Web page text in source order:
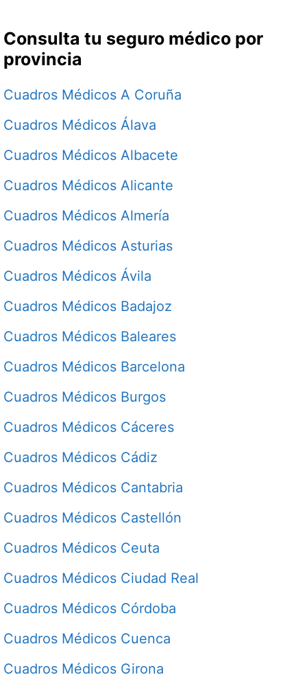
Consulta tu seguro médico por
provincia
Cuadros Médicos A Coruña
Cuadros Médicos Álava
Cuadros Médicos Albacete
Cuadros Médicos Alicante
Cuadros Médicos Almería
Cuadros Médicos Asturias
Cuadros Médicos Ávila
Cuadros Médicos Badajoz
Cuadros Médicos Baleares
Cuadros Médicos Barcelona
Cuadros Médicos Burgos
Cuadros Médicos Cáceres
Cuadros Médicos Cádiz
Cuadros Médicos Cantabria
Cuadros Médicos Castellón
Cuadros Médicos Ceuta
Cuadros Médicos Ciudad Real
Cuadros Médicos Córdoba
Cuadros Médicos Cuenca
Cuadros Médicos Girona